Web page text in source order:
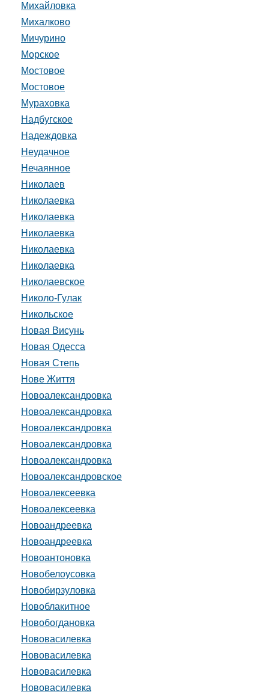
Михайловка
Михалково
Мичурино
Морское
Мостовое
Мостовое
Мураховка
Надбугское
Надеждовка
Неудачное
Нечаянное
Николаев
Николаевка
Николаевка
Николаевка
Николаевка
Николаевка
Николаевское
Николо-Гулак
Никольское
Новая Висунь
Новая Одесса
Новая Степь
Нове Життя
Новоалександровка
Новоалександровка
Новоалександровка
Новоалександровка
Новоалександровка
Новоалександровское
Новоалексеевка
Новоалексеевка
Новоандреевка
Новоандреевка
Новоантоновка
Новобелоусовка
Новобирзуловка
Новоблакитное
Новобогдановка
Нововасилевка
Нововасилевка
Нововасилевка
Нововасилевка